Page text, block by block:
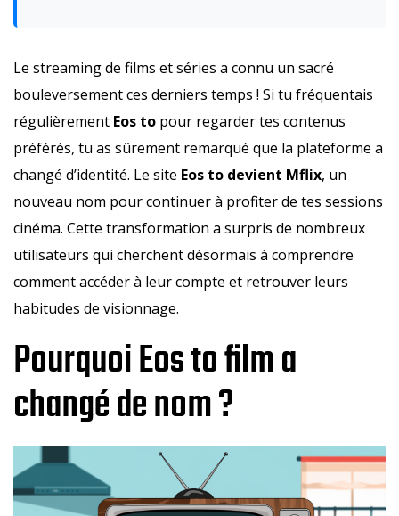
Le streaming de films et séries a connu un sacré
bouleversement ces derniers temps ! Si tu fréquentais
régulièrement Eos to pour regarder tes contenus
préférés, tu as sûrement remarqué que la plateforme a
changé d’identité. Le site Eos to devient Mflix, un
nouveau nom pour continuer à profiter de tes sessions
cinéma. Cette transformation a surpris de nombreux
utilisateurs qui cherchent désormais à comprendre
comment accéder à leur compte et retrouver leurs
habitudes de visionnage.
Pourquoi Eos to film a
changé de nom ?